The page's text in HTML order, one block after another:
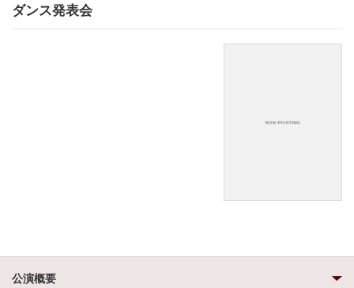
ダンス発表会
公演概要